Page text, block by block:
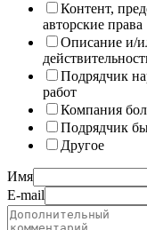
Контент,
авторские права
Описание и/
Подрядчик
работ
Компания
Подрядчик
Другое
Имя
E-mail